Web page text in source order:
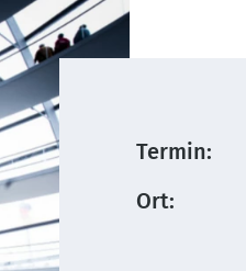
Termin:
Ort: